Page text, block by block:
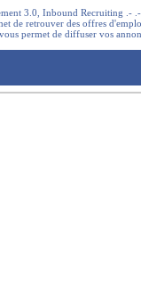
3.0, Inbound Recruiting .-
de retrouver des offres
permet de diffuser vos